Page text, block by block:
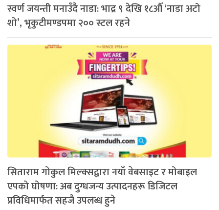
स्वर्ण जयन्ती मनाउँदै नाडा: भाद्र ९ देखि १८औँ ‘नाडा अटो
शो’, भृकुटीमण्डपमा २०० स्टल रहने
सिताराम गोकुल मिल्क्सद्वारा नयाँ वेबसाइट र मोबाइल
एपको घोषणा: अब दुग्धजन्य उत्पादनहरू डिजिटल
प्रविधिमार्फत सहजै उपलब्ध हुने